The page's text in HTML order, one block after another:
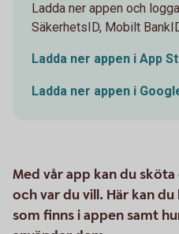
Ladda ner appen och
SäkerhetsID, Mobilt
Ladda ner appen i App
Ladda ner appen i
Med vår app kan du
och var du vill. Här kan
som finns i appen samt